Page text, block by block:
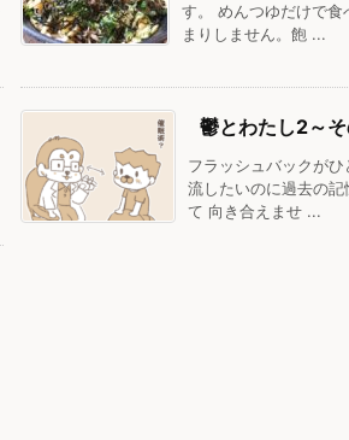
す。 めんつゆだけで食
まりしません。飽 ...
鬱とわたし2～
フラッシュバックがひ
流したいのに過去の記
て 向き合えませ ...